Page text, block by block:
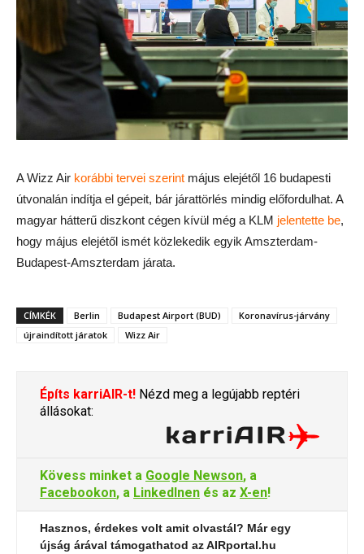
A Wizz Air korábbi tervei szerint május elejétől 16 budapesti
útvonalán indítja el gépeit, bár járattörlés mindig előfordulhat. A
magyar hátterű diszkont cégen kívül még a KLM jelentette be,
hogy május elejétől ismét közlekedik egyik Amszterdam-
Budapest-Amszterdam járata.
CÍMKÉK Berlin Budapest Airport (BUD)
Koronavírus-járvány
újraindított járatok
Wizz Air
Építs karriAIR-t! Nézd meg a legújabb reptéri
állásokat:
Kövess minket a Google Newson, a
Facebookon, a LinkedInen és az X-en!
Hasznos, érdekes volt amit olvastál? Már egy
újság árával támogathatod az AIRportal.hu